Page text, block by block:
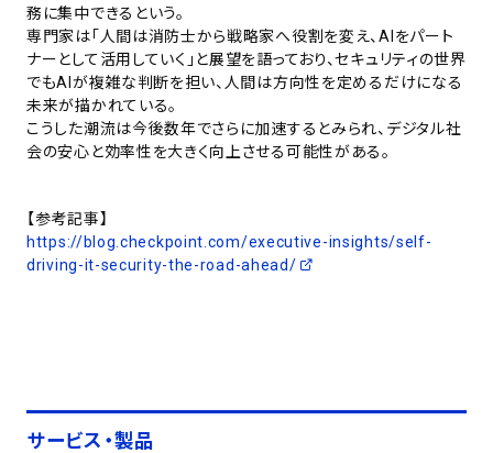
務に集中できるという。
専門家は「人間は消防士から戦略家へ役割を変え、AIをパート
ナーとして活用していく」と展望を語っており、セキュリティの世界
でもAIが複雑な判断を担い、人間は方向性を定めるだけになる
未来が描かれている。
こうした潮流は今後数年でさらに加速するとみられ、デジタル社
会の安心と効率性を大きく向上させる可能性がある。
【参考記事】
https://blog.checkpoint.com/executive-insights/self-
driving-it-security-the-road-ahead/
サービス・製品